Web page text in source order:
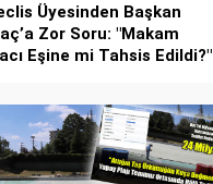
Üyesinden Başkan
Zor Soru: "Makam
Eşine mi Tahsis Edildi?"